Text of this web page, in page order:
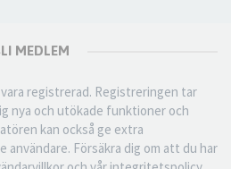
MEDLEM
registrerad. Registreringen tar
nya och utökade funktioner och
kan också ge extra
Försäkra dig om att du har